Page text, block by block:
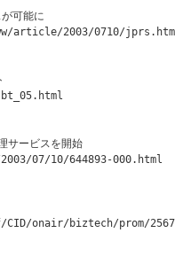
可能に
article/2003/0710/jprs.htm
サービスを開始
07/10/644893-000.html
onair/biztech/prom/